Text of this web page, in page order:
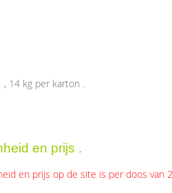
14 kg per karton .
en prijs .
en prijs op de site is per doos van